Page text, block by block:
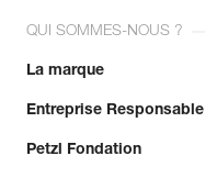
QUI SOMMES-NOUS ?
La marque
Entreprise Responsable
Petzl Fondation